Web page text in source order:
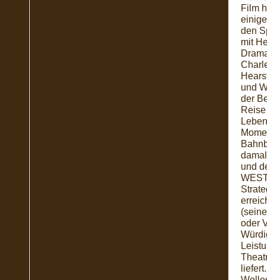
Film
den
mit
und
der
und
oder